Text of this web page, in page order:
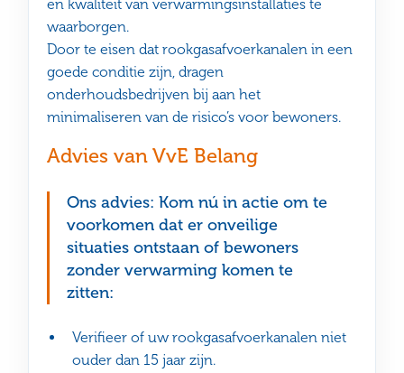
en kwaliteit van verwarmingsinstallaties te
waarborgen.
Door te eisen dat rookgasafvoerkanalen in een
goede conditie zijn, dragen
onderhoudsbedrijven bij aan het
minimaliseren van de risico’s voor bewoners.
Advies van VvE Belang
Ons advies: Kom nú in actie om te
voorkomen dat er onveilige
situaties ontstaan of bewoners
zonder verwarming komen te
zitten:
Verifieer of uw rookgasafvoerkanalen niet
ouder dan 15 jaar zijn.